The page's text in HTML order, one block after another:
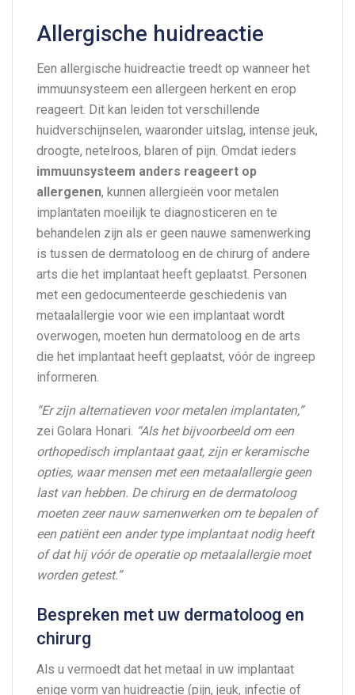
Allergische huidreactie
Een allergische huidreactie treedt op wanneer het
immuunsysteem een allergeen herkent en erop
reageert. Dit kan leiden tot verschillende
huidverschijnselen, waaronder uitslag, intense jeuk,
droogte, netelroos, blaren of pijn. Omdat ieders
immuunsysteem anders reageert op
allergenen, kunnen allergieën voor metalen
implantaten moeilijk te diagnosticeren en te
behandelen zijn als er geen nauwe samenwerking
is tussen de dermatoloog en de chirurg of andere
arts die het implantaat heeft geplaatst. Personen
met een gedocumenteerde geschiedenis van
metaalallergie voor wie een implantaat wordt
overwogen, moeten hun dermatoloog en de arts
die het implantaat heeft geplaatst, vóór de ingreep
informeren.
“Er zijn alternatieven voor metalen implantaten,”
zei Golara Honari. “Als het bijvoorbeeld om een
orthopedisch implantaat gaat, zijn er keramische
opties, waar mensen met een metaalallergie geen
last van hebben. De chirurg en de dermatoloog
moeten zeer nauw samenwerken om te bepalen of
een patiënt een ander type implantaat nodig heeft
of dat hij vóór de operatie op metaalallergie moet
worden getest.”
Bespreken met uw dermatoloog en
chirurg
Als u vermoedt dat het metaal in uw implantaat
enige vorm van huidreactie (pijn, jeuk, infectie of